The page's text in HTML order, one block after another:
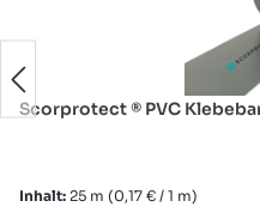
Scorprotect ® PVC
Inhalt: 25 m (0,17 € / 1 m)